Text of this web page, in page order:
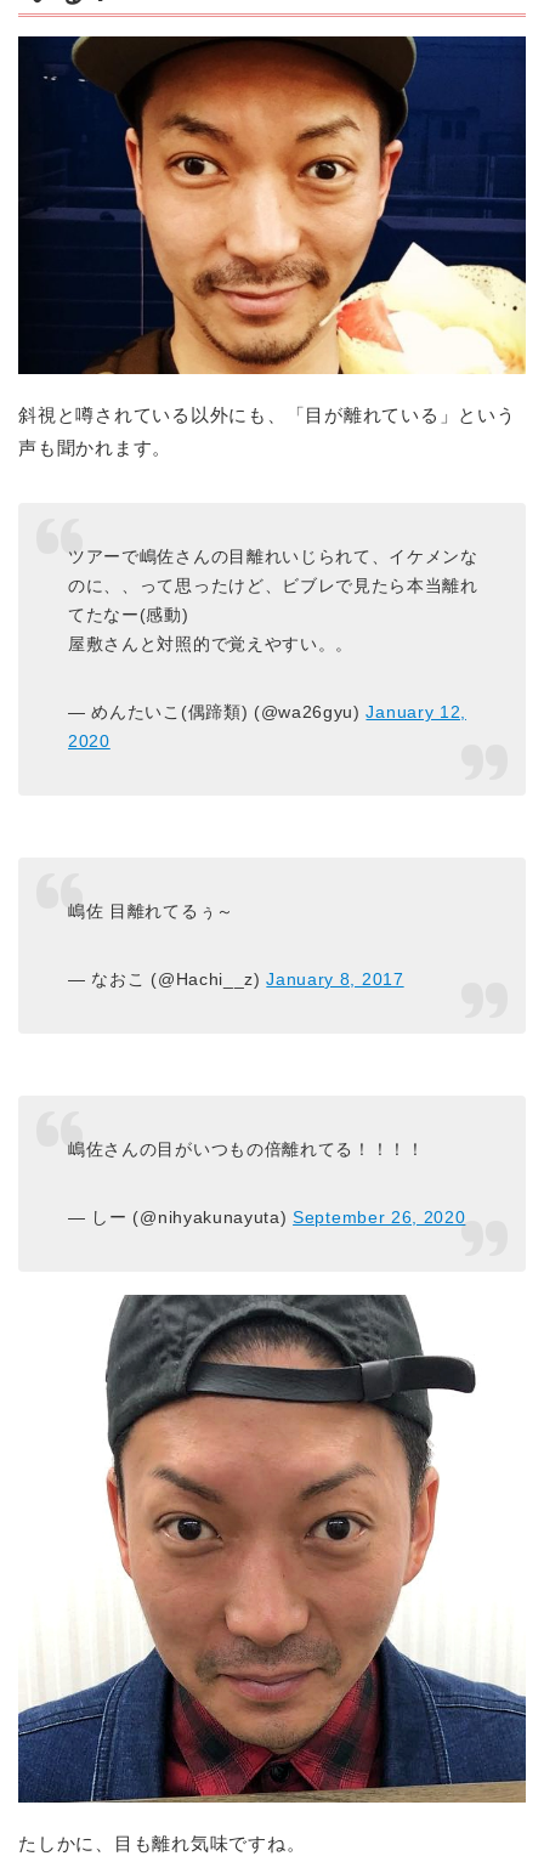
斜視と噂されている以外にも、「目が離れている」という
声も聞かれます。
ツアーで嶋佐さんの目離れいじられて、イケメンな
のに、、って思ったけど、ビブレで見たら本当離れ
てたなー(感動)
屋敷さんと対照的で覚えやすい。。
— めんたいこ(偶蹄類) (@wa26gyu)January 12,
2020
嶋佐 目離れてるぅ～
— なおこ (@Hachi__z)January 8, 2017
嶋佐さんの目がいつもの倍離れてる！！！！
— しー (@nihyakunayuta)September 26, 2020
たしかに、目も離れ気味ですね。